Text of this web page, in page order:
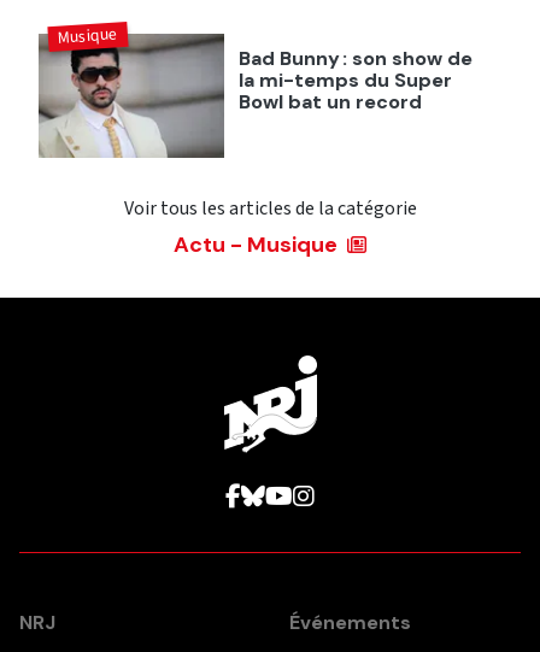
Bad Bunny : son show de
la mi-temps du Super
Bowl bat un record
Musique
Voir tous les articles de la catégorie
Actu - Musique
NRJ Événements